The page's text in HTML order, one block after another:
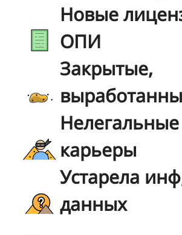
Новые
ОПИ
Закрытые,
Нелегальные
карьеры
Устарела
данных